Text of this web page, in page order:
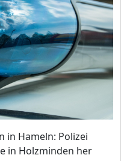
in Hameln: Polizei
in Holzminden her